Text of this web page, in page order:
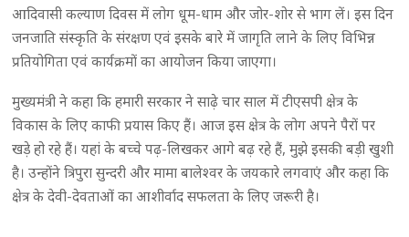
आदिवासी कल्याण दिवस में लोग धूम-धाम और जोर-शोर से भाग लें। इस दिन
जनजाति संस्कृति के संरक्षण एवं इसके बारे में जागृति लाने के लिए विभिन्न
प्रतियोगिता एवं कार्यक्रमों का आयोजन किया जाएगा।
मुख्यमंत्री ने कहा कि हमारी सरकार ने साढ़े चार साल में टीएसपी क्षेत्र के
विकास के लिए काफी प्रयास किए हैं। आज इस क्षेत्र के लोग अपने पैरों पर
खड़े हो रहे हैं। यहां के बच्चे पढ़-लिखकर आगे बढ़ रहे हैं, मुझे इसकी बड़ी खुशी
है। उन्होंने त्रिपुरा सुन्दरी और मामा बालेश्वर के जयकारे लगवाएं और कहा कि
क्षेत्र के देवी-देवताओं का आशीर्वाद सफलता के लिए जरूरी है।